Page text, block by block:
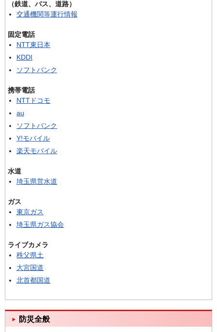
（鉄道、バス、道路）
交通機関等運行情報
固定電話
NTT東日本
KDDI
ソフトバンク
携帯電話
NTTドコモ
au
ソフトバンク
Y!モバイル
楽天モバイル
水道
埼玉県営水道
ガス
東京ガス
埼玉県ガス協会
ライブカメラ
秩父県土
大宮国道
北首都国道
防災全般